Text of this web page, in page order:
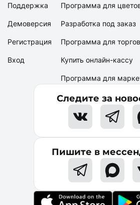
Поддержка
Демоверсия
Регистрация
Вход
Программа для
Разработка под заказ
Программа для
Купить онлайн-кассу
Программа для
Следите за
Пишите в